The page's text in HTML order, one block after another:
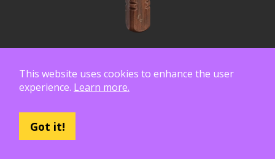
This website uses cookies to enhance the user
experience. Learn more.
Got it!